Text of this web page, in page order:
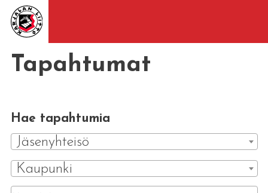
Tapahtumat
Hae tapahtumia
Jäsenyhteisö
Kaupunki